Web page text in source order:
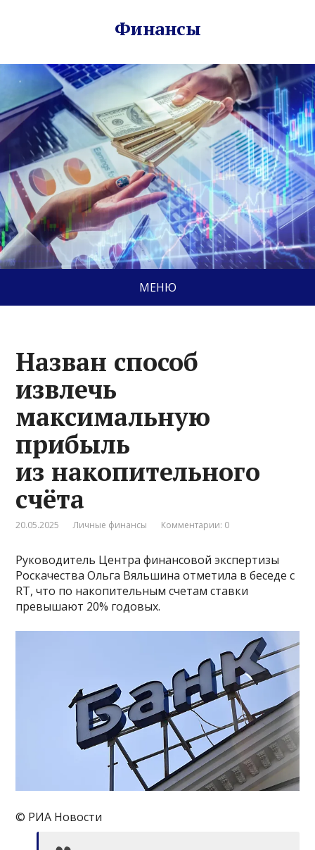
Финансы
МЕНЮ
Назван способ
извлечь
максимальную
прибыль
из накопительного
счёта
20.05.2025 Личные финансы Комментарии: 0
Руководитель Центра финансовой экспертизы
Роскачества Ольга Вяльшина отметила в беседе с
RT, что по накопительным счетам ставки
превышают 20% годовых.
© РИА Новости